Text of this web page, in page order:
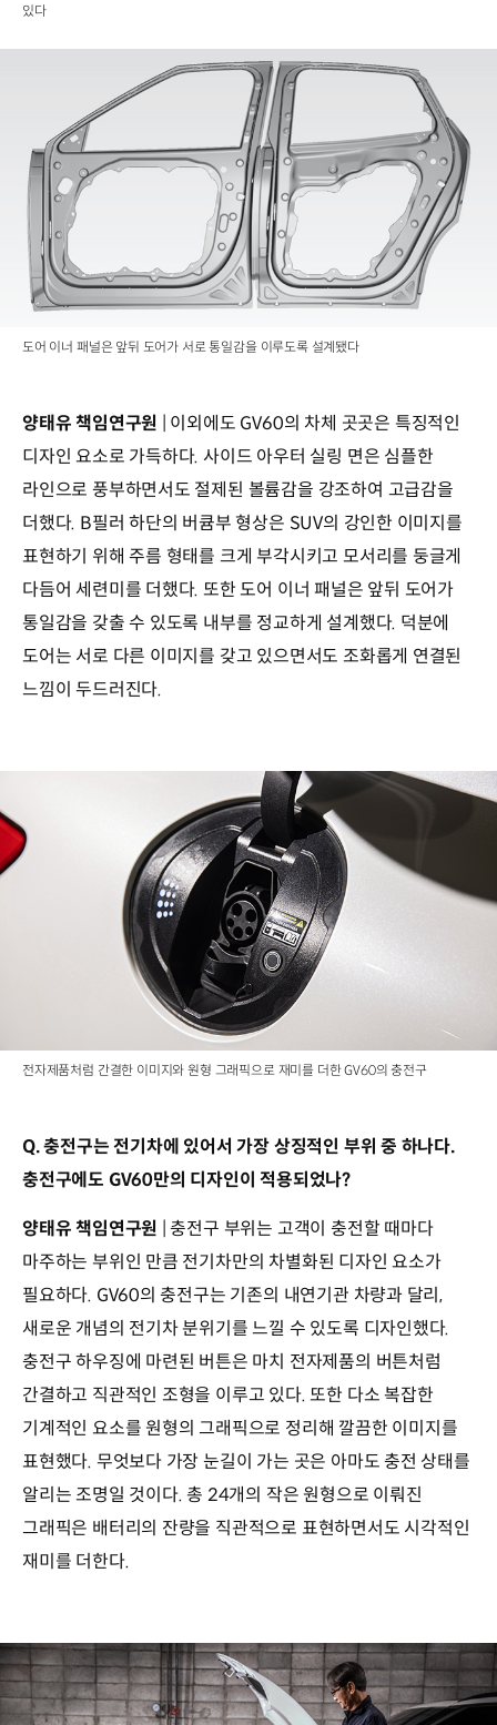
있다
도어 이너 패널은 앞뒤 도어가 서로 통일감을 이루도록 설계됐다
양태유 책임연구원 | 이외에도 GV60의 차체 곳곳은 특징적인
디자인 요소로 가득하다. 사이드 아우터 실링 면은 심플한
라인으로 풍부하면서도 절제된 볼륨감을 강조하여 고급감을
더했다. B필러 하단의 버큠부 형상은 SUV의 강인한 이미지를
표현하기 위해 주름 형태를 크게 부각시키고 모서리를 둥글게
다듬어 세련미를 더했다. 또한 도어 이너 패널은 앞뒤 도어가
통일감을 갖출 수 있도록 내부를 정교하게 설계했다. 덕분에
도어는 서로 다른 이미지를 갖고 있으면서도 조화롭게 연결된
느낌이 두드러진다.
전자제품처럼 간결한 이미지와 원형 그래픽으로 재미를 더한 GV60의 충전구
Q. 충전구는 전기차에 있어서 가장 상징적인 부위 중 하나다.
충전구에도 GV60만의 디자인이 적용되었나?
양태유 책임연구원 | 충전구 부위는 고객이 충전할 때마다
마주하는 부위인 만큼 전기차만의 차별화된 디자인 요소가
필요하다. GV60의 충전구는 기존의 내연기관 차량과 달리,
새로운 개념의 전기차 분위기를 느낄 수 있도록 디자인했다.
충전구 하우징에 마련된 버튼은 마치 전자제품의 버튼처럼
간결하고 직관적인 조형을 이루고 있다. 또한 다소 복잡한
기계적인 요소를 원형의 그래픽으로 정리해 깔끔한 이미지를
표현했다. 무엇보다 가장 눈길이 가는 곳은 아마도 충전 상태를
알리는 조명일 것이다. 총 24개의 작은 원형으로 이뤄진
그래픽은 배터리의 잔량을 직관적으로 표현하면서도 시각적인
재미를 더한다.